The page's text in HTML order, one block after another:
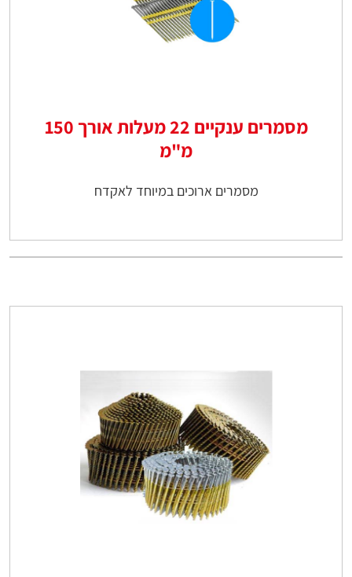
מסמרים ענקיים 22 מעלות אורך 150
מ"מ
מסמרים ארוכים במיוחד לאקדח